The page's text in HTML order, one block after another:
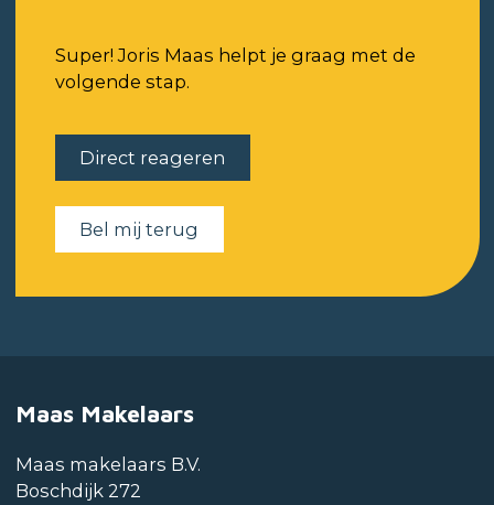
Super! Joris Maas helpt je graag met de
volgende stap.
Direct reageren
Bel mij terug
Maas Makelaars
Maas makelaars B.V.
Boschdijk 272